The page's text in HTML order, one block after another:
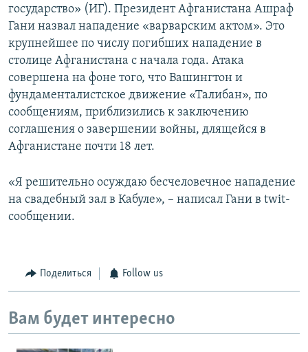
государство» (ИГ). Президент Афганистана Ашраф
Гани назвал нападение «варварским актом». Это
крупнейшее по числу погибших нападение в
столице Афганистана с начала года. Атака
совершена на фоне того, что Вашингтон и
фундаменталистское движение «Талибан», по
сообщениям, приблизились к заключению
соглашения о завершении войны, длящейся в
Афганистане почти 18 лет.
«Я решительно осуждаю бесчеловечное нападение
на свадебный зал в Кабуле», – написал Гани в twit-
сообщении.
Поделиться Follow us
Вам будет интересно